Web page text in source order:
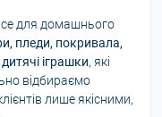
для домашнього
пледи, покривала,
дитячі іграшки, які
відбираємо
лише якісними,